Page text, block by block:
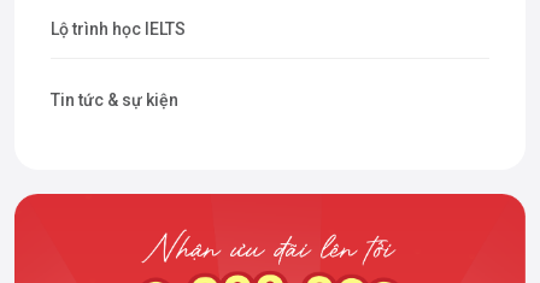
Lộ trình học IELTS
Tin tức & sự kiện